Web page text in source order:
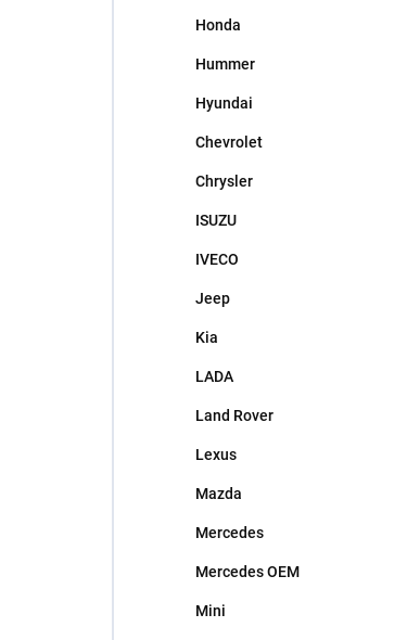
Honda
Hummer
Hyundai
Chevrolet
Chrysler
ISUZU
IVECO
Jeep
Kia
LADA
Land Rover
Lexus
Mazda
Mercedes
Mercedes OEM
Mini